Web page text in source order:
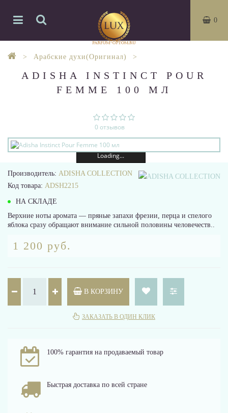
0
Арабские духи(Оригинал)
ADISHA INSTINCT POUR
FEMME 100 МЛ
0 отзывов
Loading...
Производитель: ADISHA COLLECTION
Код товара: ADSH2215
НА СКЛАДЕ
Верхние ноты аромата — пряные запахи фрезии, перца и спелого
яблока сразу обращают внимание сильной половины человечеств..
1 200 руб.
В КОРЗИНУ
ЗАКАЗАТЬ В ОДИН КЛИК
100% гарантия на продаваемый товар
Быстрая доставка по всей стране